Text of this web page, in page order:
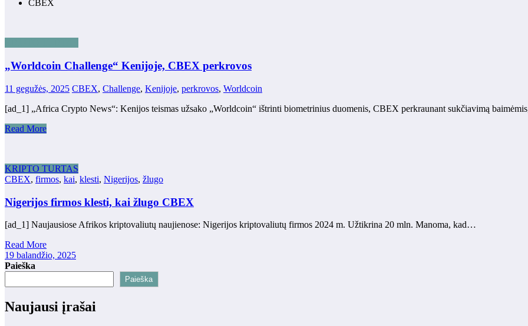
CBEX
„Worldcoin Challenge“ Kenijoje, CBEX perkrovos
11 gegužės, 2025 CBEX, Challenge, Kenijoje, perkrovos, Worldcoin
[ad_1] „Africa Crypto News“: Kenijos teismas užsako „Worldcoin“ ištrinti biometrinius duomenis, CBEX perkraunant sukčiavimą
Read More
KRIPTO TURTAS
CBEX, firmos, kai, klesti, Nigerijos, žlugo
Nigerijos firmos klesti, kai žlugo CBEX
[ad_1] Naujausiose Afrikos kriptovaliutų naujienose: Nigerijos kriptovaliutų firmos 2024 m. Užtikrina 20 mln. Manoma, kad…
Read More
19 balandžio, 2025
Paieška
Paieška
Naujausi įrašai